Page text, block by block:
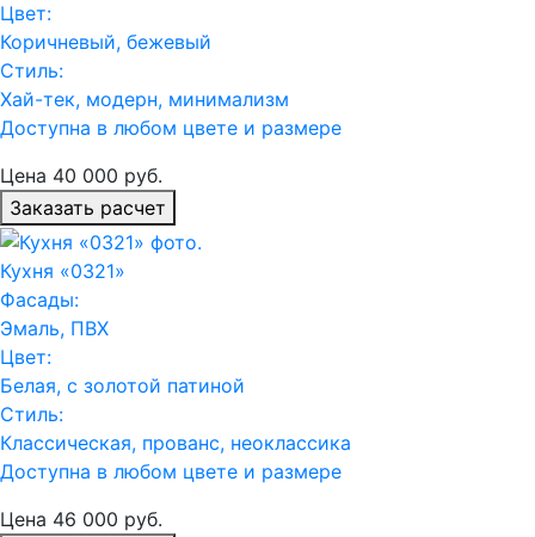
Цвет:
Коричневый, бежевый
Стиль:
Хай-тек, модерн, минимализм
Доступна в любом цвете и размере
Цена 40 000 руб.
Заказать расчет
Кухня «0321»
Фасады:
Эмаль, ПВХ
Цвет:
Белая, с золотой патиной
Стиль:
Классическая, прованс, неоклассика
Доступна в любом цвете и размере
Цена 46 000 руб.